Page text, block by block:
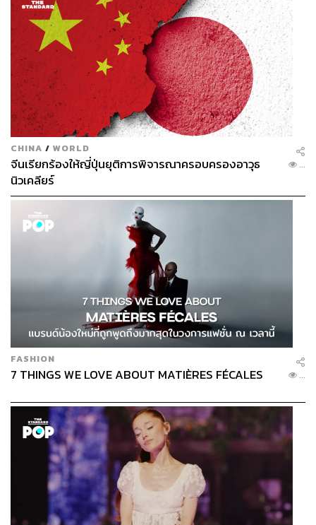
CHINA / WORLD
จีนเรียกร้องให้ญี่ปุ่นยุติการพิจารณาครอบครองอาวุธ
นิวเคลียร์
...
FASHION
7 THINGS WE LOVE ABOUT MATIÈRES FÉCALES ...